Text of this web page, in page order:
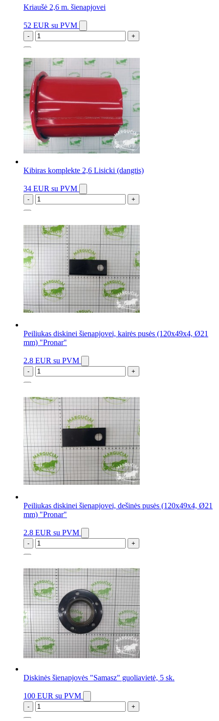
Kriaušė 2,6 m. šienapjovei
52 EUR su PVM
- +
Kibiras komplekte 2,6 Lisicki (dangtis)
34 EUR su PVM
- +
Peiliukas diskinei šienapjovei, kairės pusės (120x49x4, Ø21
mm) "Pronar"
2.8 EUR su PVM
- +
Peiliukas diskinei šienapjovei, dešinės pusės (120x49x4, Ø21
mm) "Pronar"
2.8 EUR su PVM
- +
Diskinės šienapjovės "Samasz" guoliavietė, 5 sk.
100 EUR su PVM
- +